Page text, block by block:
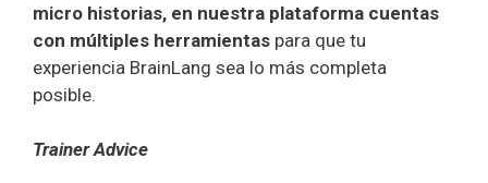
micro historias, en nuestra plataforma cuentas
con múltiples herramientas para que tu
experiencia BrainLang sea lo más completa
posible.
Trainer Advice